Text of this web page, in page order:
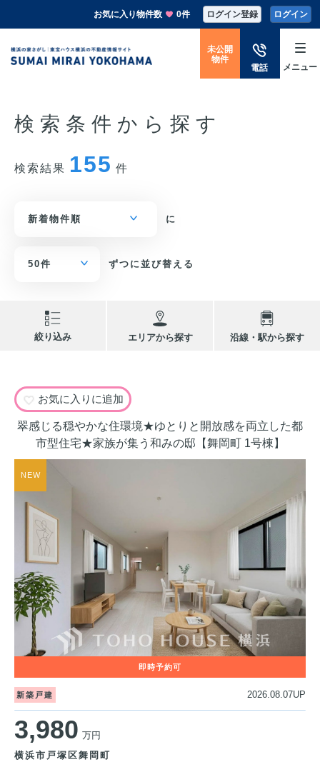
お気に入り物件数 0件 ログイン登録 ログイン
電話
未公開
物件
メニュー
検索条件から探す
検索結果 155 件
に
ずつに並び替える
絞り込み エリアから探す 沿線・駅から探す
お気に入りに追加
翠感じる穏やかな住環境★ゆとりと開放感を両立した都
市型住宅★家族が集う和みの邸【舞岡町 1号棟】
新築戸建 2026.08.07UP
3,980 万円
横浜市戸塚区舞岡町